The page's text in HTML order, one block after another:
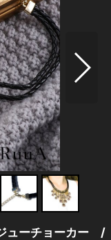
ューチョーカー /